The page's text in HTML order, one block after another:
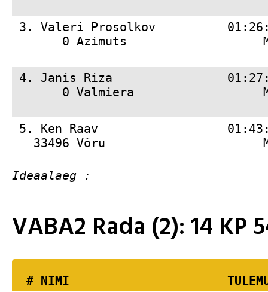
3. Valeri Prosolkov
0 Azimuts
4. Janis Riza
0 Valmiera
5. Ken Raav
33496 Võru
VABA2 Rada (2): 14 KP
  #
NIMI